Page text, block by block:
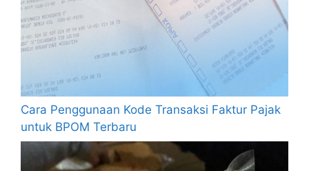
Cara Penggunaan Kode Transaksi Faktur Pajak
untuk BPOM Terbaru